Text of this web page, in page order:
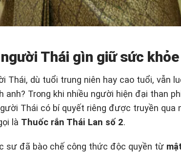
Thái gìn giữ sức
Thái, dù tuổi trung niên hay cao tuổi, vẫn
anh? Trong khi nhiều người hiện đại than
Thái có bí quyết riêng được truyền qua
là Thuốc rắn Thái Lan số 2.
sư đã bào chế công thức độc quyền từ